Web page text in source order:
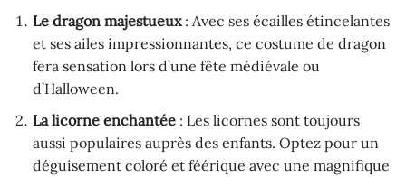
Le dragon majestueux: Avec ses écailles étincelantes
et ses ailes impressionnantes, ce costume de dragon
fera sensation lors d’une fête médiévale ou
d’Halloween.
La licorne enchantée: Les licornes sont toujours
aussi populaires auprès des enfants. Optez pour un
déguisement coloré et féérique avec une magnifique